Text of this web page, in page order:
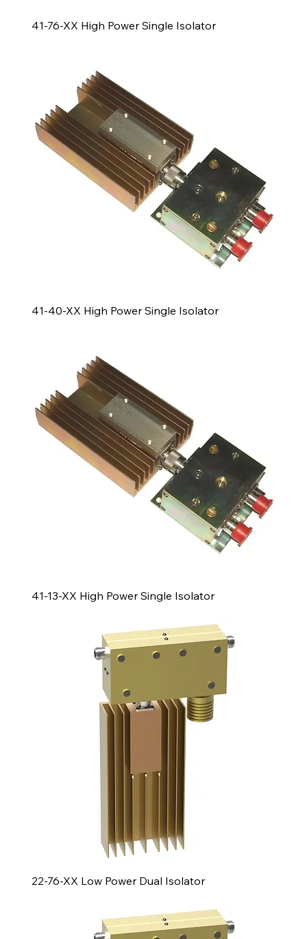
41-76-XX High Power Single Isolator
41-40-XX High Power Single Isolator
41-13-XX High Power Single Isolator
22-76-XX Low Power Dual Isolator